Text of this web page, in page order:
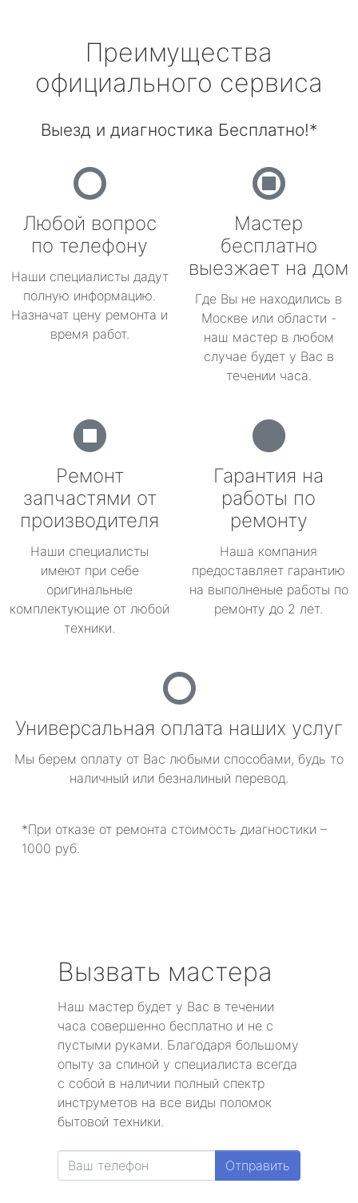
Преимущества
официального сервиса
Выезд и диагностика Бесплатно!*
Любой вопрос
по телефону
Наши специалисты дадут
полную информацию.
Назначат цену ремонта и
время работ.
Мастер
бесплатно
выезжает на дом
Где Вы не находились в
Москве или области -
наш мастер в любом
случае будет у Вас в
течении часа.
Ремонт
запчастями от
производителя
Наши специалисты
имеют при себе
оригинальные
комплектующие от любой
техники.
Гарантия на
работы по
ремонту
Наша компания
предоставляет гарантию
на выполненые работы по
ремонту до 2 лет.
Универсальная оплата наших услуг
Мы берем оплату от Вас любыми способами, будь то
наличный или безналиный перевод.
*При отказе от ремонта стоимость диагностики –
1000 руб.
Вызвать мастера
Наш мастер будет у Вас в течении
часа совершенно бесплатно и не с
пустыми руками. Благодаря большому
опыту за спиной у специалиста всегда
с собой в наличии полный спектр
инструметов на все виды поломок
бытовой техники.
Отправить